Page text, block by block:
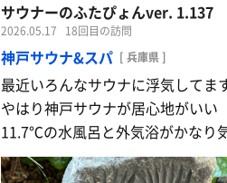
サウナーのふたぴょんver. 1.137
2026.05.17 18回目の訪問
神戸サウナ&スパ [ 兵庫県 ]
最近いろんなサウナに浮気してま
やはり神戸サウナが居心地がいい
11.7℃の水風呂と外気浴がかなり